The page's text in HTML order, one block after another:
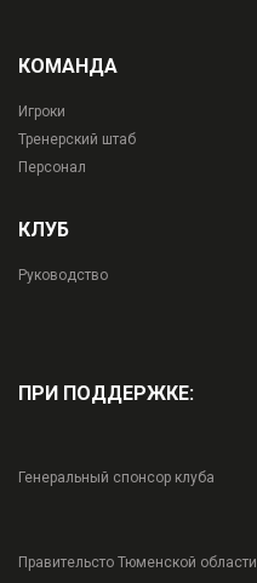
КОМАНДА
Игроки
Тренерский штаб
Персонал
КЛУБ
Руководство
ПРИ ПОДДЕРЖКЕ:
Генеральный спонсор клуба
Правительсто Тюменской области